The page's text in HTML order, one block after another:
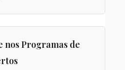
nos Programas de